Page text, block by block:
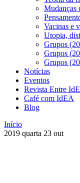
Mudanças
Vacinas e
Utopia,
Grupos
Grupos
Grupos
Notícias
Eventos
Revista Entre
Café com IdEA
Blog
Início
2019 quarta 23 out